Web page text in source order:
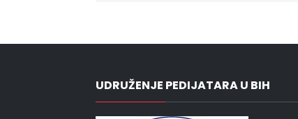
UDRUŽENJE PEDIJATARA U BIH